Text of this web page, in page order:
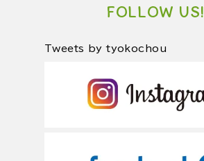
FOLLOW US!
Tweets by tyokochou